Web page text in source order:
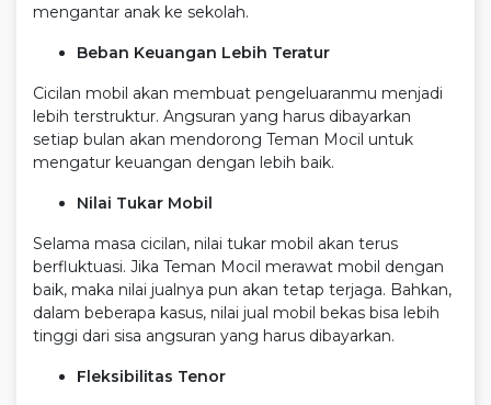
mengantar anak ke sekolah.
Beban Keuangan Lebih Teratur
Cicilan mobil akan membuat pengeluaranmu menjadi
lebih terstruktur. Angsuran yang harus dibayarkan
setiap bulan akan mendorong Teman Mocil untuk
mengatur keuangan dengan lebih baik.
Nilai Tukar Mobil
Selama masa cicilan, nilai tukar mobil akan terus
berfluktuasi. Jika Teman Mocil merawat mobil dengan
baik, maka nilai jualnya pun akan tetap terjaga. Bahkan,
dalam beberapa kasus, nilai jual mobil bekas bisa lebih
tinggi dari sisa angsuran yang harus dibayarkan.
Fleksibilitas Tenor